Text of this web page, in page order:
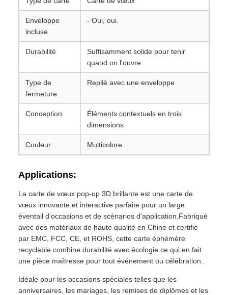
Enveloppe
incluse
- Oui, oui.
Durabilité
Suffisamment solide pour tenir
quand on l'ouvre
Type de
fermeture
Replié avec une enveloppe
Conception
Éléments contextuels en trois
dimensions
Couleur Multicolore
Applications:
La carte de vœux pop-up 3D brillante est une carte de
vœux innovante et interactive parfaite pour un large
éventail d'occasions et de scénarios d'application.Fabriqué
avec des matériaux de haute qualité en Chine et certifié
par EMC, FCC, CE, et ROHS, cette carte éphémère
recyclable combine durabilité avec écologie.ce qui en fait
une pièce maîtresse pour tout événement ou célébration..
Idéale pour les occasions spéciales telles que les
anniversaires, les mariages, les remises de diplômes et les